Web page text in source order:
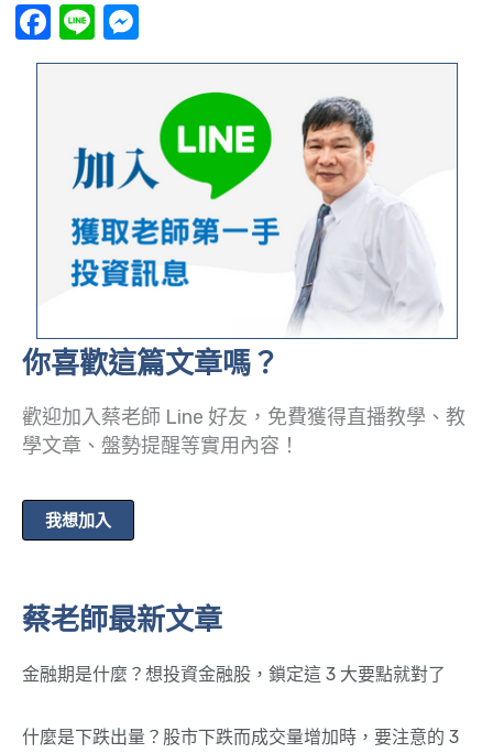
Facebook
Line
你喜歡這篇文章嗎？
歡迎加入蔡老師 Line 好友，免費獲得直播教學、教
學文章、盤勢提醒等實用內容！
我想加入
蔡老師最新文章
金融期是什麼？想投資金融股，鎖定這 3 大要點就對了
什麼是下跌出量？股市下跌而成交量增加時，要注意的 3